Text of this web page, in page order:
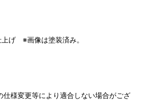
げ ※画像は塗装済み。
仕様変更等により適合しない場合がござ